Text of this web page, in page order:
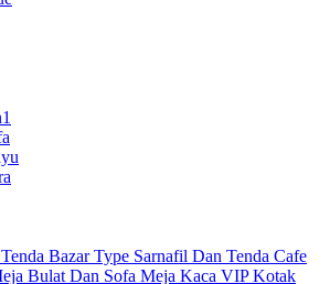
Bazar Type Sarnafil Dan Tenda Cafe
Bulat Dan Sofa Meja Kaca VIP Kotak